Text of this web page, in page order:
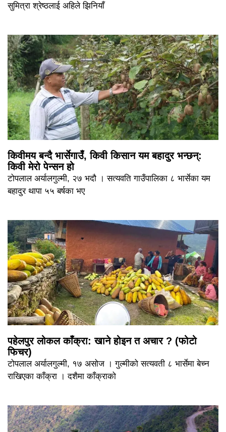
सुमित्रा श्रेष्ठलाई अहिले झिनियाँ
किवीमय बन्दै भार्सेगाउँ, किवी किसान यम बहादुर भन्छन्:
किवी मेरो पेन्सन हो
टोपलाल अर्यालगुल्मी, २७ भदौ । सत्यवति गाउँपालिका ८ भार्सेका यम
बहादुर थापा ५५ बर्षका भए
पहेलपुर लोकल काँक्रा: खाने होइन त अचार ? (फोटो
फिचर)
टोपलाल अर्यालगुल्मी, १७ असोज । गुल्मीको सत्यवती ८ भार्सेमा बेच्न
राखिएका काँक्रा । दशैमा काँक्राको